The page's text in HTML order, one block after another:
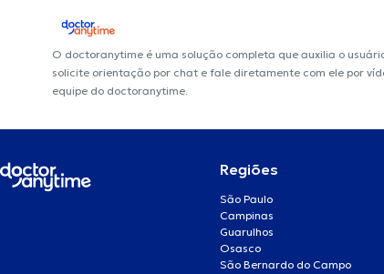
O doctoranytime é uma solução completa que auxilia o
solicite orientação por chat e fale diretamente com ele por
equipe do doctoranytime.
Regiões
São Paulo
Campinas
Guarulhos
Osasco
São Bernardo do Campo